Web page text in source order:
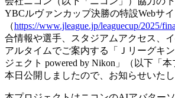
YBCルヴァンカップ決勝の特設Webサイ
（https://www.jleague.jp/leaguecup/2025/
合情報や選手、スタジアムアクセス、
アルタイムでご案内する「Ｊリーグキ
ジェクト powered by Nikon」（以下「
本日公開しましたので、お知らせいたし